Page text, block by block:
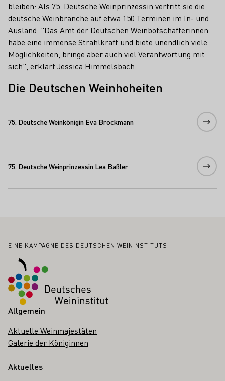
bleiben: Als 75. Deutsche Weinprinzessin vertritt sie die
deutsche Weinbranche auf etwa 150 Terminen im In- und
Ausland. "Das Amt der Deutschen Weinbotschafterinnen
habe eine immense Strahlkraft und biete unendlich viele
Möglichkeiten, bringe aber auch viel Verantwortung mit
sich", erklärt Jessica Himmelsbach.
Die Deutschen Weinhoheiten
75. Deutsche Weinkönigin Eva Brockmann
75. Deutsche Weinprinzessin Lea Baßler
Fußbereich
EINE KAMPAGNE DES DEUTSCHEN WEININSTITUTS
Allgemein
Aktuelle Weinmajestäten
Galerie der Königinnen
Aktuelles